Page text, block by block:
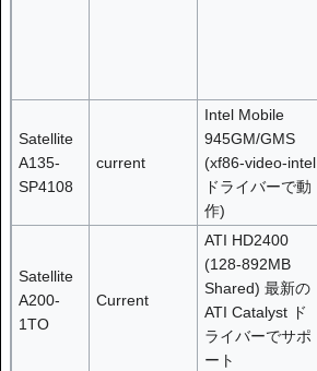
Satellite
A135-
SP4108
current
Intel Mobile
945GM/GMS
(xf86-video-intel
ドライバーで動
作)
Satellite
A200-
1TO
Current
ATI HD2400
(128-892MB
Shared) 最新の
ATI Catalyst ド
ライバーでサポ
ート